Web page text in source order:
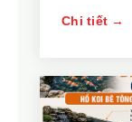
Chi tiết →